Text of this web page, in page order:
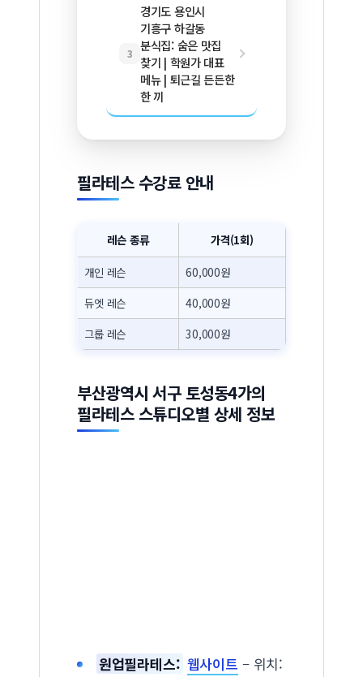
3
경기도 용인시
기흥구 하갈동
분식집: 숨은 맛집
찾기 | 학원가 대표
메뉴 | 퇴근길 든든한
한 끼
필라테스 수강료 안내
레슨 종류
가격(1회)
개인 레슨
60,000원
듀엣 레슨
40,000원
그룹 레슨
30,000원
부산광역시 서구 토성동4가의
필라테스 스튜디오별 상세 정보
원업필라테스: 웹사이트 – 위치: